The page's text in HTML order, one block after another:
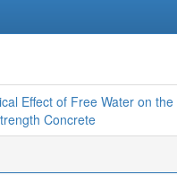
Effect of Free Water on
Concrete